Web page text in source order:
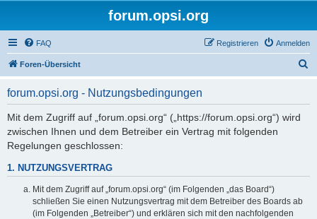
forum.opsi.org
FAQ Anmelden
Registrieren
Foren-Übersicht
forum.opsi.org - Nutzungsbedingungen
Mit dem Zugriff auf „forum.opsi.org“ („https://forum.opsi.org“) wird
zwischen Ihnen und dem Betreiber ein Vertrag mit folgenden
Regelungen geschlossen:
1. NUTZUNGSVERTRAG
Mit dem Zugriff auf „forum.opsi.org“ (im Folgenden „das Board“)
schließen Sie einen Nutzungsvertrag mit dem Betreiber des Boards ab
(im Folgenden „Betreiber“) und erklären sich mit den nachfolgenden